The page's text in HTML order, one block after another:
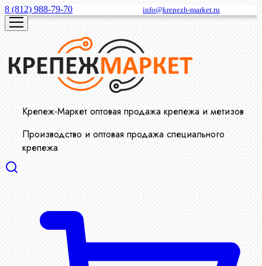
8 (812) 988-79-70 info@krepezh-market.ru
Крепеж-Маркет оптовая продажа крепежа и метизов
Производство и оптовая продажа специального
крепежа